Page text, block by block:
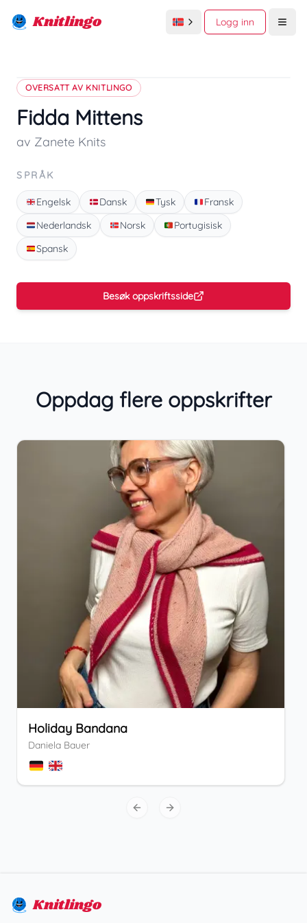
Knitlingo Logg inn
OVERSATT AV KNITLINGO
Fidda Mittens
av Zanete Knits
SPRÅK
Engelsk Dansk Tysk
Fransk
Nederlandsk
Norsk
Portugisisk
Spansk
Besøk oppskriftsside
Oppdag flere oppskrifter
Holiday Bandana
Daniela Bauer
Previous slide
Next slide
Knitlingo